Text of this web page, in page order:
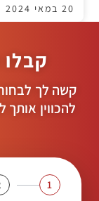
20 במאי 2024
קשה לך
להכווין
1